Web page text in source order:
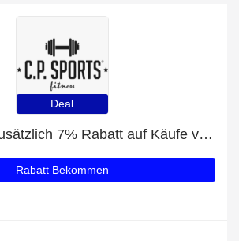
Deal
Erhalten Sie zusätzlich 7% Rabatt auf Käufe von Griffe
Rabatt Bekommen